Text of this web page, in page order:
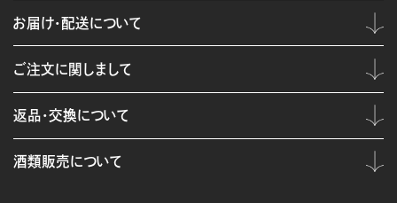
お届け・配送について
ご注文に関しまして
返品・交換について
酒類販売について